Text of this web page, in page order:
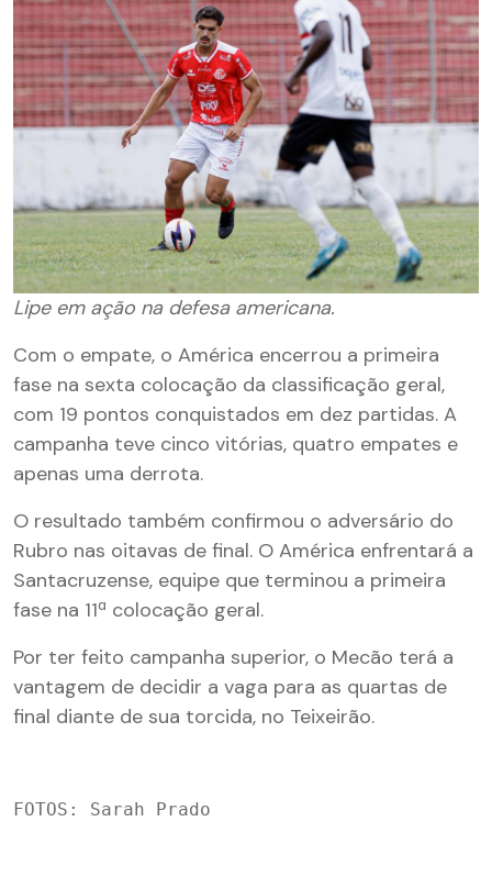
Lipe em ação na defesa americana.
Com o empate, o América encerrou a primeira
fase na sexta colocação da classificação geral,
com 19 pontos conquistados em dez partidas. A
campanha teve cinco vitórias, quatro empates e
apenas uma derrota.
O resultado também confirmou o adversário do
Rubro nas oitavas de final. O América enfrentará a
Santacruzense, equipe que terminou a primeira
fase na 11ª colocação geral.
Por ter feito campanha superior, o Mecão terá a
vantagem de decidir a vaga para as quartas de
final diante de sua torcida, no Teixeirão.
FOTOS: Sarah Prado